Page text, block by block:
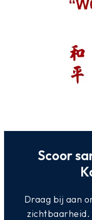
Scoor
Draag bij aan
zichtbaarheid.